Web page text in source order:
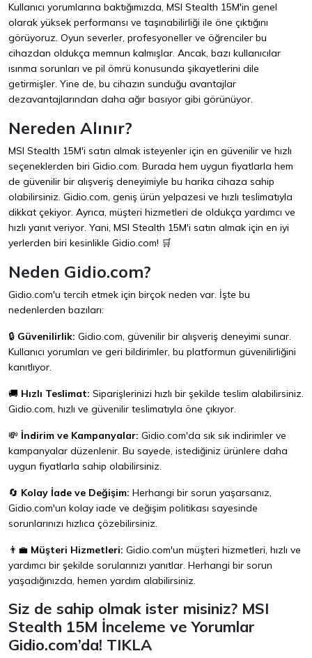
Kullanıcı yorumlarına baktığımızda, MSI Stealth 15M'in genel
olarak yüksek performansı ve taşınabilirliği ile öne çıktığını
görüyoruz. Oyun severler, profesyoneller ve öğrenciler bu
cihazdan oldukça memnun kalmışlar. Ancak, bazı kullanıcılar
ısınma sorunları ve pil ömrü konusunda şikayetlerini dile
getirmişler. Yine de, bu cihazın sunduğu avantajlar
dezavantajlarından daha ağır basıyor gibi görünüyor.
Nereden Alınır?
MSI Stealth 15M'i satın almak isteyenler için en güvenilir ve hızlı
seçeneklerden biri Gidio.com. Burada hem uygun fiyatlarla hem
de güvenilir bir alışveriş deneyimiyle bu harika cihaza sahip
olabilirsiniz. Gidio.com, geniş ürün yelpazesi ve hızlı teslimatıyla
dikkat çekiyor. Ayrıca, müşteri hizmetleri de oldukça yardımcı ve
hızlı yanıt veriyor. Yani, MSI Stealth 15M'i satın almak için en iyi
yerlerden biri kesinlikle Gidio.com! 🛒
Neden Gidio.com?
Gidio.com'u tercih etmek için birçok neden var. İşte bu
nedenlerden bazıları:
🔒 Güvenilirlik: Gidio.com, güvenilir bir alışveriş deneyimi sunar.
Kullanıcı yorumları ve geri bildirimler, bu platformun güvenilirliğini
kanıtlıyor.
🚚 Hızlı Teslimat: Siparişlerinizi hızlı bir şekilde teslim alabilirsiniz.
Gidio.com, hızlı ve güvenilir teslimatıyla öne çıkıyor.
💸 İndirim ve Kampanyalar: Gidio.com'da sık sık indirimler ve
kampanyalar düzenlenir. Bu sayede, istediğiniz ürünlere daha
uygun fiyatlarla sahip olabilirsiniz.
🔄 Kolay İade ve Değişim: Herhangi bir sorun yaşarsanız,
Gidio.com'un kolay iade ve değişim politikası sayesinde
sorunlarınızı hızlıca çözebilirsiniz.
👨‍💼 Müşteri Hizmetleri: Gidio.com'un müşteri hizmetleri, hızlı ve
yardımcı bir şekilde sorularınızı yanıtlar. Herhangi bir sorun
yaşadığınızda, hemen yardım alabilirsiniz.
Siz de sahip olmak ister misiniz? MSI
Stealth 15M İnceleme ve Yorumlar
Gidio.com’da! TIKLA